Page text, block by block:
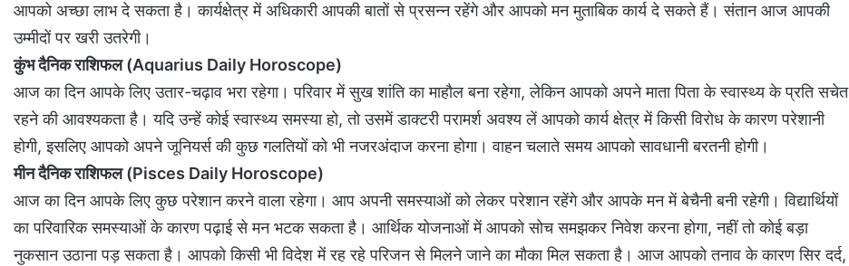
आपको अच्छा लाभ दे सकता है। कार्यक्षेत्र में अधिकारी आपकी बातों से प्रसन्न रहेंगे और आपको मन मुताबिक कार्य दे सकते हैं। संतान आज आपकी
उम्मीदों पर खरी उतरेगी।
कुंभ दैनिक राशिफल (Aquarius Daily Horoscope)
आज का दिन आपके लिए उतार-चढ़ाव भरा रहेगा। परिवार में सुख शांति का माहौल बना रहेगा, लेकिन आपको अपने माता पिता के स्वास्थ्य के प्रति सचेत
रहने की आवश्यकता है। यदि उन्हें कोई स्वास्थ्य समस्या हो, तो उसमें डाक्टरी परामर्श अवश्य लें आपको कार्य क्षेत्र में किसी विरोध के कारण परेशानी
होगी, इसलिए आपको अपने जूनियर्स की कुछ गलतियों को भी नजरअंदाज करना होगा। वाहन चलाते समय आपको सावधानी बरतनी होगी।
मीन दैनिक राशिफल (Pisces Daily Horoscope)
आज का दिन आपके लिए कुछ परेशान करने वाला रहेगा। आप अपनी समस्याओं को लेकर परेशान रहेंगे और आपके मन में बेचैनी बनी रहेगी। विद्यार्थियों
का परिवारिक समस्याओं के कारण पढ़ाई से मन भटक सकता है। आर्थिक योजनाओं में आपको सोच समझकर निवेश करना होगा, नहीं तो कोई बड़ा
नुकसान उठाना पड़ सकता है। आपको किसी भी विदेश में रह रहे परिजन से मिलने जाने का मौका मिल सकता है। आज आपको तनाव के कारण सिर दर्द,